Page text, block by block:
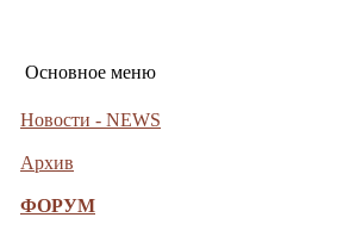
Основное меню
Новости - NEWS
Архив
ФОРУМ